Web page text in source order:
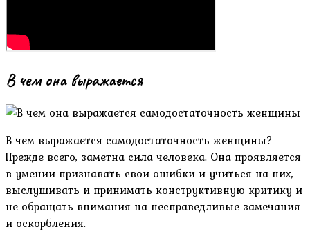
В чем она выражается
В чем выражается самодостаточность женщины?
Прежде всего, заметна сила человека. Она проявляется
в умении признавать свои ошибки и учиться на них,
выслушивать и принимать конструктивную критику и
не обращать внимания на несправедливые замечания
и оскорбления.